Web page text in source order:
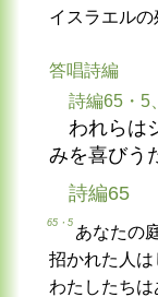
イスラエルの
答唱詩編
詩編65・5
われらは
みを喜びう
詩編65
65・5
あなたの
招かれた人は
わたしたちは